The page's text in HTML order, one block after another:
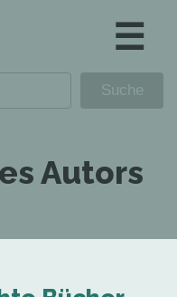
☰
Autors